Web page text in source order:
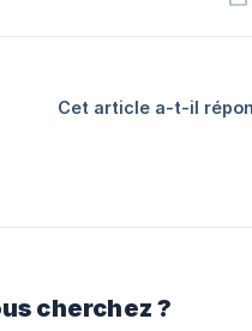
Cet article a-t-il
cherchez ?